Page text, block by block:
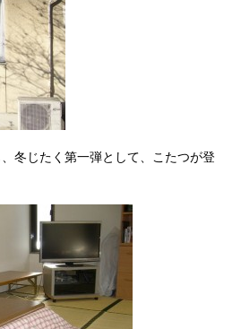
冬じたく第一弾として、こたつが登